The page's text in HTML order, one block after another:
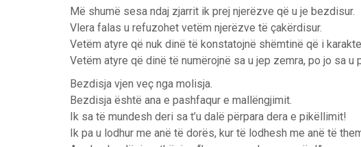
Më shumë sesa ndaj zjarrit ik prej njerëzve që u je bezdisur.
Vlera falas u refuzohet vetëm njerëzve të çakërdisur.
Vetëm atyre që nuk dinë të konstatojnë shëmtinë që i
Vetëm atyre që dinë të numërojnë sa u jep zemra, po jo sa u
Bezdisja vjen veç nga molisja.
Bezdisja është ana e pashfaqur e mallëngjimit.
Ik sa të mundesh deri sa t’u dalë përpara dera e pikëllimit!
Ik pa u lodhur me anë të dorës, kur të lodhesh me anë të